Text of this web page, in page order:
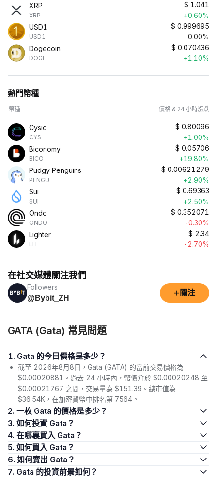
XRP
XRP
$ 1.041
+0.60%
USD1
USD1
$ 0.999695
0.00%
Dogecoin
DOGE
$ 0.070436
+1.10%
熱門幣種
幣種 價格 & 24 小時漲跌
Cysic
CYS
$ 0.80096
+1.00%
Biconomy
BICO
$ 0.05706
+19.80%
Pudgy Penguins
PENGU
$ 0.00621279
+2.90%
Sui
SUI
$ 0.69363
+2.50%
Ondo
ONDO
$ 0.352071
-0.30%
Lighter
LIT
$ 2.34
-2.70%
在社交媒體關注我們
Followers
@Bybit_ZH
+ 關注
GATA (Gata) 常見問題
1. Gata 的今日價格是多少？
截至 2026年8月8日，Gata (GATA) 的當前交易價格為
$0.00020881。過去 24 小時內，幣價介於 $0.00020248 至
$0.00021767 之間，交易量為 $151.39。總市值為
$36.54K，在加密貨幣中排名第 7564。
2. 一枚 Gata 的價格是多少？
3. 如何投資 Gata？
4. 在哪裏買入 Gata？
5. 如何買入 Gata？
6. 如何賣出 Gata？
7. Gata 的投資前景如何？